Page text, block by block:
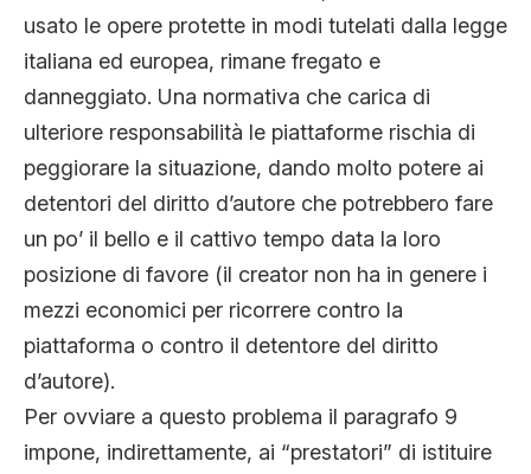
usato le opere protette in modi tutelati dalla legge
italiana ed europea, rimane fregato e
danneggiato. Una normativa che carica di
ulteriore responsabilità le piattaforme rischia di
peggiorare la situazione, dando molto potere ai
detentori del diritto d’autore che potrebbero fare
un po’ il bello e il cattivo tempo data la loro
posizione di favore (il creator non ha in genere i
mezzi economici per ricorrere contro la
piattaforma o contro il detentore del diritto
d’autore).
Per ovviare a questo problema il paragrafo 9
impone, indirettamente, ai “prestatori” di istituire